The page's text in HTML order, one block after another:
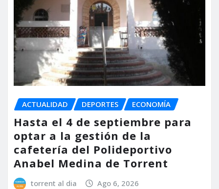
ACTUALIDAD DEPORTES ECONOMÍA
Hasta el 4 de septiembre para
optar a la gestión de la
cafetería del Polideportivo
Anabel Medina de Torrent
torrent al dia Ago 6, 2026